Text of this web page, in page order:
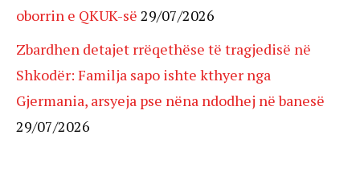
oborrin e QKUK-së 29/07/2026
Zbardhen detajet rrëqethëse të tragjedisë në
Shkodër: Familja sapo ishte kthyer nga
Gjermania, arsyeja pse nëna ndodhej në banesë
29/07/2026